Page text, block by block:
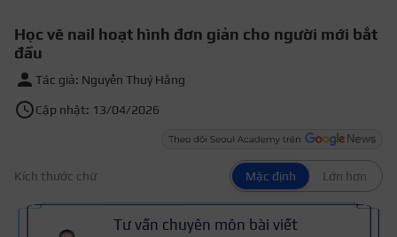
Học vẽ nail hoạt hình đơn giản cho người mới bắt
đầu
Tác giả: Nguyễn Thuý Hằng
Cập nhật: 13/04/2026
Kích thước chữ Mặc định Lớn hơn
Tư vấn chuyên môn bài viết